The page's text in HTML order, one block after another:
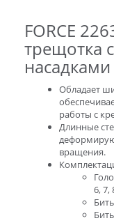
FORCE
трещотка
насадками
Обладает
работы с
Длинные
вращения.
6, 7,